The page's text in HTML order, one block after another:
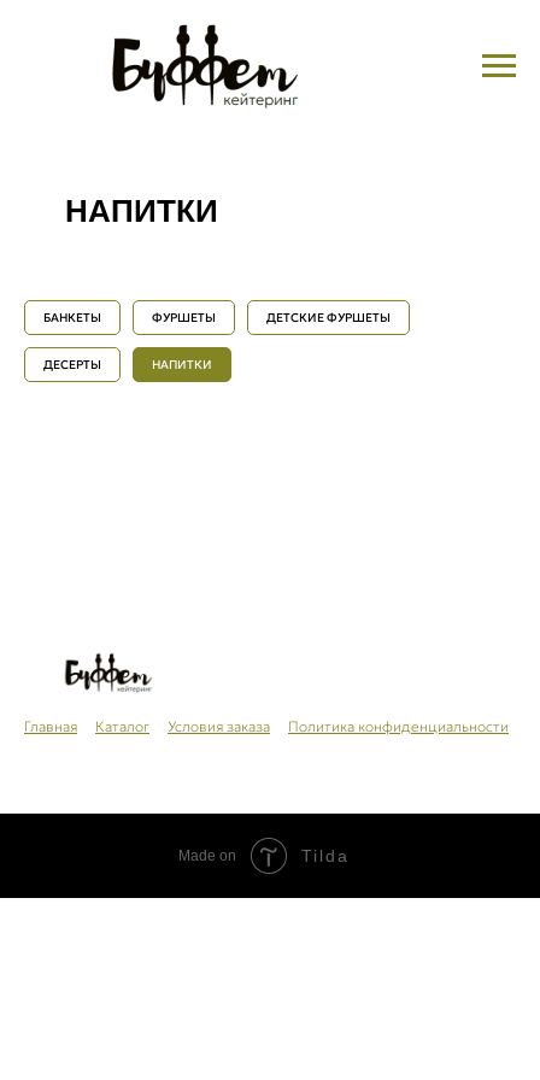
НАПИТКИ
БАНКЕТЫ ФУРШЕТЫ ДЕТСКИЕ ФУРШЕТЫ
ДЕСЕРТЫ НАПИТКИ
Главная Каталог Условия заказа Политика конфиденциальности
Made on Tilda